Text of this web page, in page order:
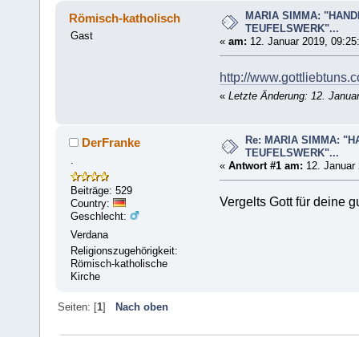
Römisch-katholisch
Gast
MARIA SIMMA:
TEUFELSWERK"...
« am: 12. Januar 2019,
http://
« Letzte Änderung: 12.
DerFranke
Beiträge: 529
Country:
Geschlecht:
Verdana
Religionszugehörigkeit:
Römisch-katholische
Kirche
Re: MARIA SIMMA:
TEUFELSWERK"...
« Antwort #1 am: 12. Januar
Vergelts Gott für deine
Seiten: [1] Nach oben